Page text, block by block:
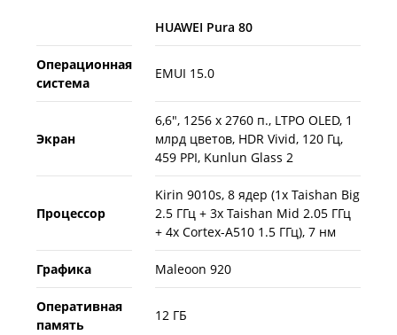
HUAWEI Pura 80
Операционная
система
EMUI 15.0
Экран
6,6", 1256 x 2760 п., LTPO OLED, 1
млрд цветов, HDR Vivid, 120 Гц,
459 PPI, Kunlun Glass 2
Процессор
Kirin 9010s, 8 ядер (1x Taishan Big
2.5 ГГц + 3x Taishan Mid 2.05 ГГц
+ 4x Cortex-A510 1.5 ГГц), 7 нм
Графика Maleoon 920
Оперативная
память
12 ГБ